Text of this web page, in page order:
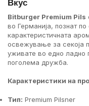
Bitburger Premium Pils
во Германија, познат
карактеристичната
освежување за секоја
уживате во едно ладно
поголема дружба.
Карактеристики на
Тип: Premium Pilsner